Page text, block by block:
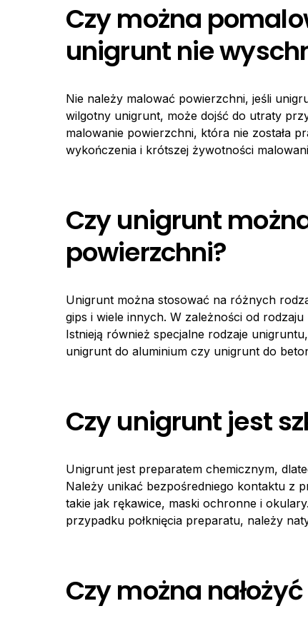
Czy można
unigrunt nie
Nie należy malować powierzchni, jeśli
wilgotny unigrunt, może dojść do utraty
malowanie powierzchni, która nie została
wykończenia i krótszej żywotności
Czy unigrunt
powierzchni?
Unigrunt można stosować na różnych
gips i wiele innych. W zależności od
Istnieją również specjalne rodzaje
unigrunt do aluminium czy unigrunt do
Czy unigrunt jest
Unigrunt jest preparatem chemicznym,
Należy unikać bezpośredniego kontaktu z
takie jak rękawice, maski ochronne i
przypadku połknięcia preparatu, należy
Czy można